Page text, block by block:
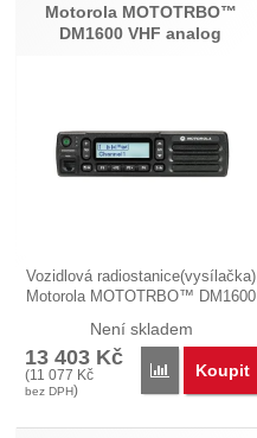
Motorola MOTOTRBO™
DM1600 VHF analog
Vozidlová radiostanice(vysílačka)
Motorola MOTOTRBO™ DM1600
Není skladem
13 403 Kč
(11 077 Kč
bez DPH)
Porovnat
Koupit